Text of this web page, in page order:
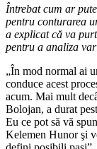
Întrebat cum ar
pentru conturarea
a explicat că va
pentru a analiza
„În mod normal ai
conduce acest
acum. Mai mult
Bolojan, a durat
Eu ce pot să vă
Kelemen Hunor şi